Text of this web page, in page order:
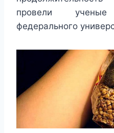
провели
федерального